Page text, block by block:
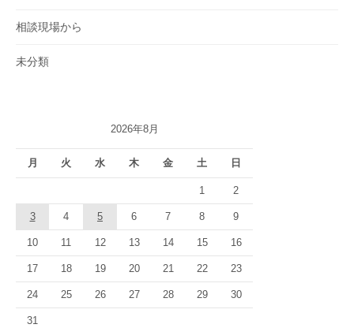
相談現場から
未分類
2026年8月
月 火 水 木 金 土 日
1 2
3 4 5 6 7 8 9
10 11 12 13 14 15 16
17 18 19 20 21 22 23
24 25 26 27 28 29 30
31